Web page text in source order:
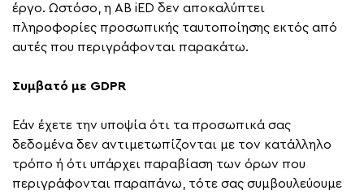
έργο. Ωστόσο, η AB iED δεν αποκαλύπτει
πληροφορίες προσωπικής ταυτοποίησης εκτός από
αυτές που περιγράφονται παρακάτω.
Συμβατό με GDPR
Εάν έχετε την υποψία ότι τα προσωπικά σας
δεδομένα δεν αντιμετωπίζονται με τον κατάλληλο
τρόπο ή ότι υπάρχει παραβίαση των όρων που
περιγράφονται παραπάνω, τότε σας συμβουλεύουμε